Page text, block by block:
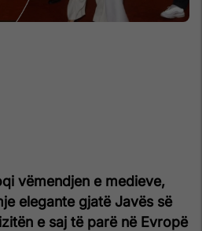
vëmendjen e medieve,
elegante gjatë Javës së
e saj të parë në Evropë